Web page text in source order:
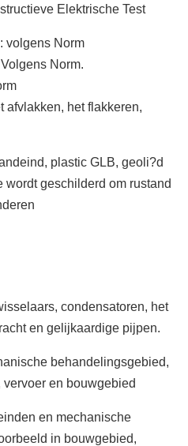
Elektrische Test
volgens Norm
Norm.
afvlakken, het flakkeren,
plastic GLB, geoli?d
geschilderd om rustand
condensatoren, het
en gelijkaardige pijpen.
behandelingsgebied,
en bouwgebied
en mechanische
in bouwgebied,